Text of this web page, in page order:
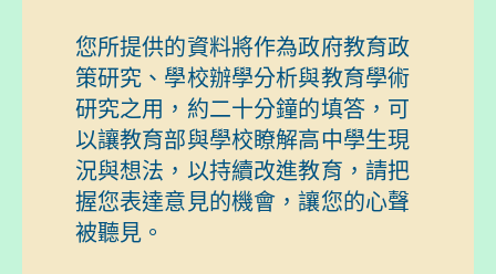
您所提供的資料將作為政府教育政
策研究、學校辦學分析與教育學術
研究之用，約二十分鐘的填答，可
以讓教育部與學校瞭解高中學生現
況與想法，以持續改進教育，請把
握您表達意見的機會，讓您的心聲
被聽見。